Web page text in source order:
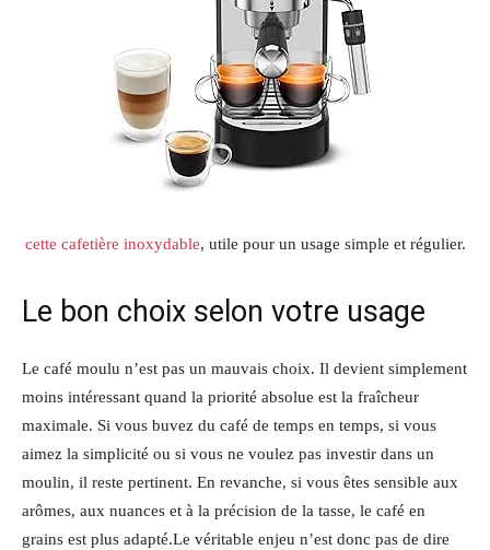
cette cafetière inoxydable, utile pour un usage simple et régulier.
Le bon choix selon votre usage
Le café moulu n’est pas un mauvais choix. Il devient simplement
moins intéressant quand la priorité absolue est la fraîcheur
maximale. Si vous buvez du café de temps en temps, si vous
aimez la simplicité ou si vous ne voulez pas investir dans un
moulin, il reste pertinent. En revanche, si vous êtes sensible aux
arômes, aux nuances et à la précision de la tasse, le café en
grains est plus adapté.Le véritable enjeu n’est donc pas de dire